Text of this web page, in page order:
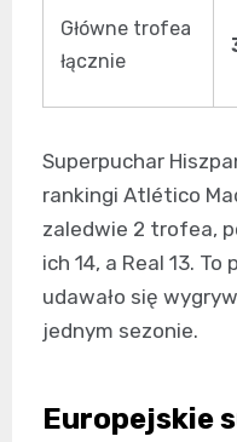
Główne trofea
łącznie
Superpuchar
rankingi Atlético
zaledwie 2 trofea,
ich 14, a Real 13.
udawało się
jednym sezonie.
Europejskie